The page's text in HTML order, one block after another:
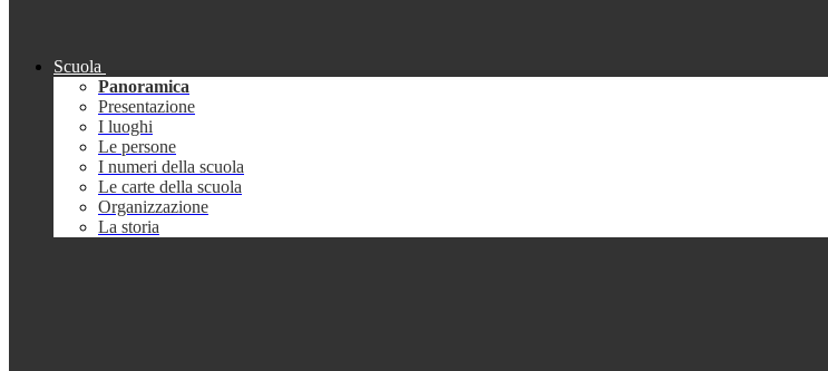
Scuola
Panoramica
Presentazione
I luoghi
Le persone
I numeri della scuola
Le carte della scuola
Organizzazione
La storia